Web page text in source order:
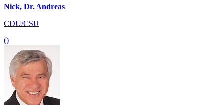
Nick, Dr. Andreas
CDU/CSU
()